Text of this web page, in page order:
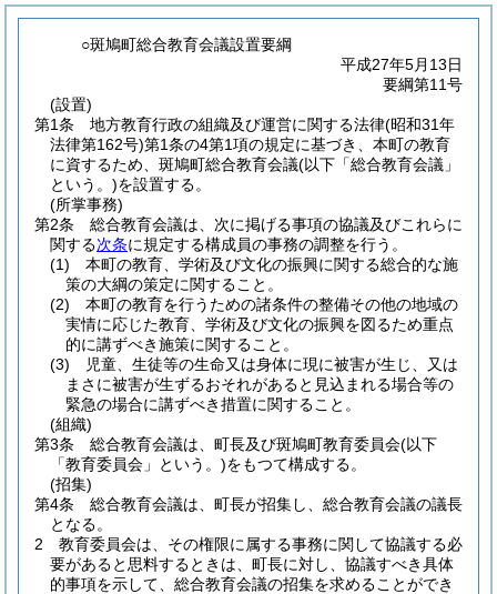
○斑鳩町総合教育会議設置要綱
平成27年5月13日
要綱第11号
(設置)
第1条
地方教育行政の組織及び運営に関する法律(昭和31年
法律第162号)第1条の4第1項の規定に基づき、本町の教育
に資するため、斑鳩町総合教育会議(以下「総合教育会議」
という。)を設置する。
(所掌事務)
第2条
総合教育会議は、次に掲げる事項の協議及びこれらに
関する次条に規定する構成員の事務の調整を行う。
(1)
本町の教育、学術及び文化の振興に関する総合的な施
策の大綱の策定に関すること。
(2)
本町の教育を行うための諸条件の整備その他の地域の
実情に応じた教育、学術及び文化の振興を図るため重点
的に講ずべき施策に関すること。
(3)
児童、生徒等の生命又は身体に現に被害が生じ、又は
まさに被害が生ずるおそれがあると見込まれる場合等の
緊急の場合に講ずべき措置に関すること。
(組織)
第3条
総合教育会議は、町長及び斑鳩町教育委員会(以下
「教育委員会」という。)をもつて構成する。
(招集)
第4条
総合教育会議は、町長が招集し、総合教育会議の議長
となる。
2
教育委員会は、その権限に属する事務に関して協議する必
要があると思料するときは、町長に対し、協議すべき具体
的事項を示して、総合教育会議の招集を求めることができ